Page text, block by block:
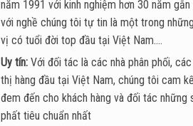
năm 1991 với kinh nghiệm hơn 30 năm gắn
với nghề chúng tôi tự tin là một trong
vị có tuổi đời top đầu tại Việt Nam....
Uy tín: Với đối tác là các nhà phân phối,
thị hàng đầu tại Việt Nam, chúng tôi cam
đem đến cho khách hàng và đối tác những
phất tiêu chuẩn nhất